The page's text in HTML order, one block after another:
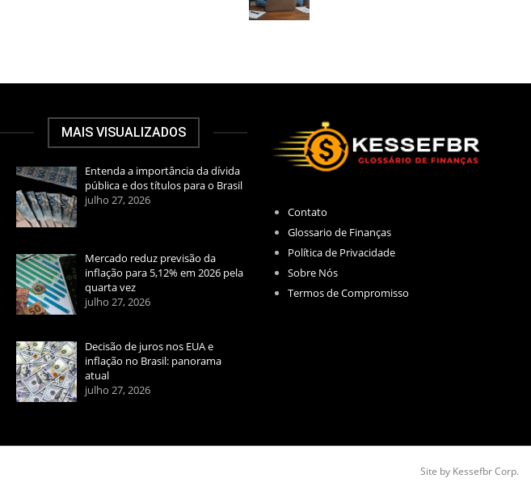
MAIS VISUALIZADOS
Entenda a importância da dívida
pública e dos títulos para o Brasil
julho 27, 2026
Mercado reduz previsão da
inflação para 5,12% em 2026 pela
quarta vez
julho 27, 2026
Decisão de juros nos EUA e
inflação no Brasil: panorama
atual
julho 27, 2026
Contato
Glossario de Finanças
Política de Privacidade
Sobre Nós
Termos de Compromisso
Site by Kessefbr Corp.